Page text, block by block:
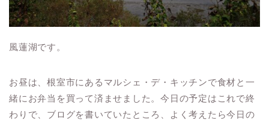
風蓮湖です。
お昼は、根室市にあるマルシェ・デ・キッチンで食材と一
緒にお弁当を買って済ませました。今日の予定はこれで終
わりで、ブログを書いていたところ、よく考えたら今日の